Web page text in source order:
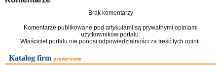
Brak komentarzy
Komentarze publikowane pod artykułami są prywatnymi opiniami
użytkowników portalu.
Właściciel portalu nie ponosi odpowiedzialności za treść tych opinii.
Katalog firm promowane